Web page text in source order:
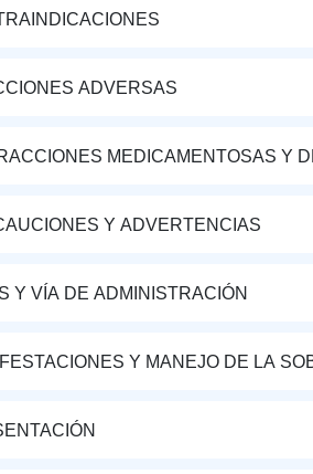
ADVERSAS
MEDICAMENTOSAS Y
Y ADVERTENCIAS
Y VÍA DE ADMINISTRACIÓN
Y MANEJO DE LA